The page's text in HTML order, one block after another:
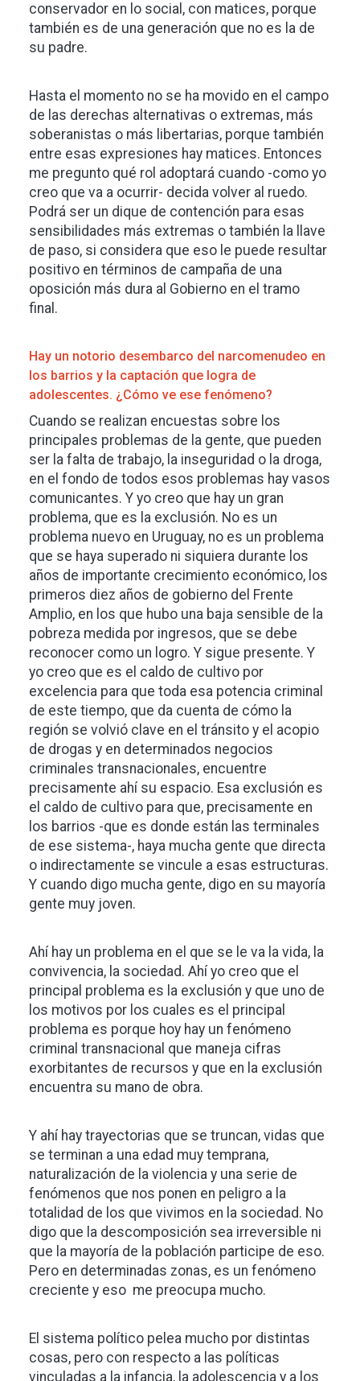
conservador en lo social, con matices, porque
también es de una generación que no es la de
su padre.
Hasta el momento no se ha movido en el campo
de las derechas alternativas o extremas, más
soberanistas o más libertarias, porque también
entre esas expresiones hay matices. Entonces
me pregunto qué rol adoptará cuando -como yo
creo que va a ocurrir- decida volver al ruedo.
Podrá ser un dique de contención para esas
sensibilidades más extremas o también la llave
de paso, si considera que eso le puede resultar
positivo en términos de campaña de una
oposición más dura al Gobierno en el tramo
final.
Hay un notorio desembarco del narcomenudeo en
los barrios y la captación que logra de
adolescentes. ¿Cómo ve ese fenómeno?
Cuando se realizan encuestas sobre los
principales problemas de la gente, que pueden
ser la falta de trabajo, la inseguridad o la droga,
en el fondo de todos esos problemas hay vasos
comunicantes. Y yo creo que hay un gran
problema, que es la exclusión. No es un
problema nuevo en Uruguay, no es un problema
que se haya superado ni siquiera durante los
años de importante crecimiento económico, los
primeros diez años de gobierno del Frente
Amplio, en los que hubo una baja sensible de la
pobreza medida por ingresos, que se debe
reconocer como un logro. Y sigue presente. Y
yo creo que es el caldo de cultivo por
excelencia para que toda esa potencia criminal
de este tiempo, que da cuenta de cómo la
región se volvió clave en el tránsito y el acopio
de drogas y en determinados negocios
criminales transnacionales, encuentre
precisamente ahí su espacio. Esa exclusión es
el caldo de cultivo para que, precisamente en
los barrios -que es donde están las terminales
de ese sistema-, haya mucha gente que directa
o indirectamente se vincule a esas estructuras.
Y cuando digo mucha gente, digo en su mayoría
gente muy joven.
Ahí hay un problema en el que se le va la vida, la
convivencia, la sociedad. Ahí yo creo que el
principal problema es la exclusión y que uno de
los motivos por los cuales es el principal
problema es porque hoy hay un fenómeno
criminal transnacional que maneja cifras
exorbitantes de recursos y que en la exclusión
encuentra su mano de obra.
Y ahí hay trayectorias que se truncan, vidas que
se terminan a una edad muy temprana,
naturalización de la violencia y una serie de
fenómenos que nos ponen en peligro a la
totalidad de los que vivimos en la sociedad. No
digo que la descomposición sea irreversible ni
que la mayoría de la población participe de eso.
Pero en determinadas zonas, es un fenómeno
creciente y eso me preocupa mucho.
El sistema político pelea mucho por distintas
cosas, pero con respecto a las políticas
vinculadas a la infancia, la adolescencia y a los